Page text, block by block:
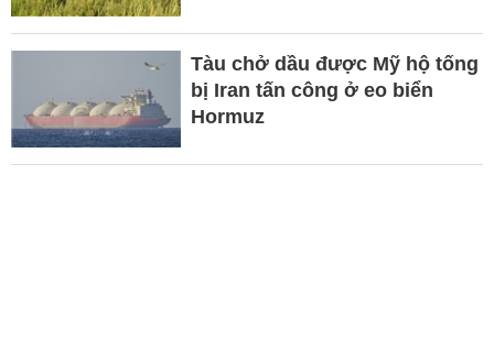
Tàu chở dầu được Mỹ hộ tống
bị Iran tấn công ở eo biển
Hormuz